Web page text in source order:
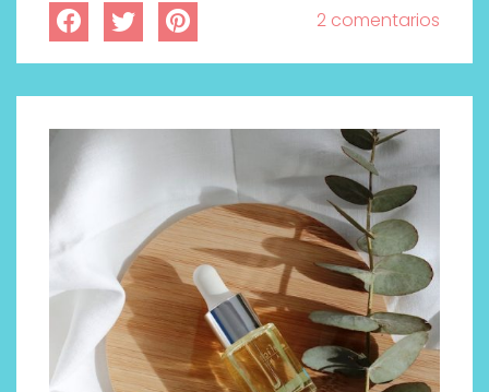
2 comentarios